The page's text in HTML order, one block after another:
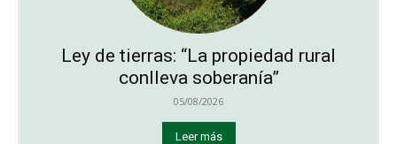
Ley de tierras: “La propiedad rural
conlleva soberanía”
05/08/2026
Leer más